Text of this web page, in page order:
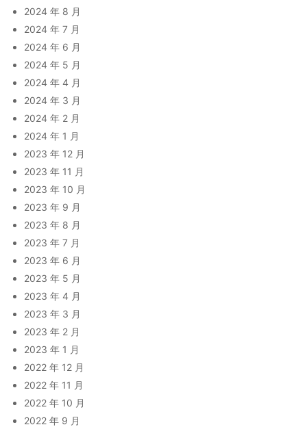
2024 年 8 月
2024 年 7 月
2024 年 6 月
2024 年 5 月
2024 年 4 月
2024 年 3 月
2024 年 2 月
2024 年 1 月
2023 年 12 月
2023 年 11 月
2023 年 10 月
2023 年 9 月
2023 年 8 月
2023 年 7 月
2023 年 6 月
2023 年 5 月
2023 年 4 月
2023 年 3 月
2023 年 2 月
2023 年 1 月
2022 年 12 月
2022 年 11 月
2022 年 10 月
2022 年 9 月